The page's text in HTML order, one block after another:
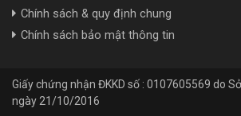
Chính sách & quy định chung
Chính sách bảo mật thông tin
Giấy chứng nhận ĐKKD số : 0107605569 do
ngày 21/10/2016